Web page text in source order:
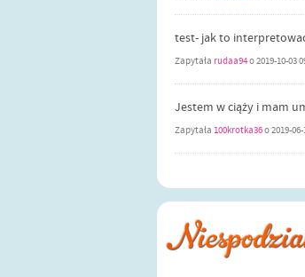
test- jak to
Zapytała rudaa94o2019-10-03
Jestem w ciąży i mam
Zapytała 100krotka36o2019-